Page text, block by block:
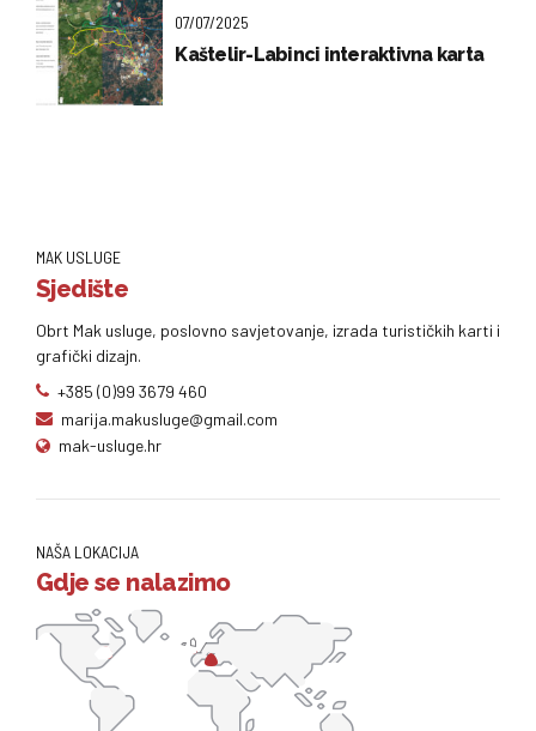
07/07/2025
Kaštelir-Labinci interaktivna karta
MAK USLUGE
Sjedište
Obrt Mak usluge, poslovno savjetovanje, izrada turističkih karti i
grafički dizajn.
+385 (0)99 3679 460
marija.makusluge@gmail.com
mak-usluge.hr
NAŠA LOKACIJA
Gdje se nalazimo